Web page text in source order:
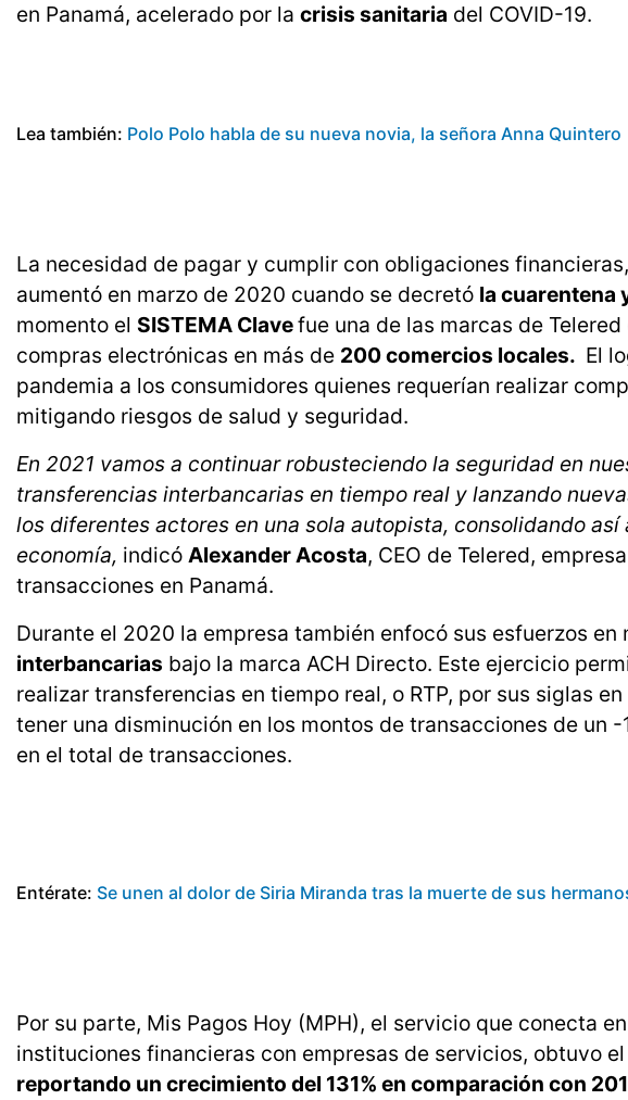
en Panamá, acelerado por la crisis sanitaria del COVID-19.
Lea también: Polo Polo habla de su nueva novia, la señora Anna Quintero
La necesidad de pagar y cumplir con obligaciones
aumentó en marzo de 2020 cuando se decretó la cuarentena
momento el SISTEMA Clavefue una de las marcas de
compras electrónicas en más de 200 comercios locales. El
pandemia a los consumidores quienes requerían realizar
mitigando riesgos de salud y seguridad.
En 2021 vamos a continuar robusteciendo la seguridad en
transferencias interbancarias en tiempo real y lanzando
los diferentes actores en una sola autopista, consolidando
economía, indicó Alexander Acosta, CEO de Telered,
transacciones en Panamá.
Durante el 2020 la empresa también enfocó sus esfuerzos
interbancarias bajo la marca ACH Directo. Este ejercicio
realizar transferencias en tiempo real, o RTP, por sus siglas
tener una disminución en los montos de transacciones de un
en el total de transacciones.
Entérate: Se unen al dolor de Siria Miranda tras la muerte de sus
Por su parte, Mis Pagos Hoy (MPH), el servicio que conecta
instituciones financieras con empresas de servicios, obtuvo
reportando un crecimiento del 131% en comparación con